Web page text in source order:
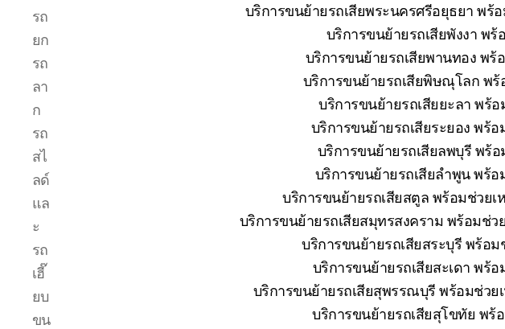
ปาก
ร่วม
ศรีราชา
|
รถ
สไลด์
รถ
เฮี๊ยบ
24
ชม.
รถ
ยก
รถ
ลา
ก
รถ
สไ
ลด์
แล
ะ
รถ
เฮี๊
ยบ
ขน
บริการขนย้ายรถเสียพระนครศรีอยุธยา พร้
บริการขนย้ายรถเสียพังงา พร้
บริการขนย้ายรถเสียพานทอง พร้
บริการขนย้ายรถเสียพิษณุโลก พร้
บริการขนย้ายรถเสียยะลา พร้
บริการขนย้ายรถเสียระยอง พร้
บริการขนย้ายรถเสียลพบุรี พร้
บริการขนย้ายรถเสียลำพูน พร้อ
บริการขนย้ายรถเสียสตูล พร้อมช่วยเ
บริการขนย้ายรถเสียสมุทรสงคราม พร้อมช่ว
บริการขนย้ายรถเสียสระบุรี พร้อม
บริการขนย้ายรถเสียสะเดา พร้
บริการขนย้ายรถเสียสุพรรณบุรี พร้อมช่วย
บริการขนย้ายรถเสียสุโขทัย พร้